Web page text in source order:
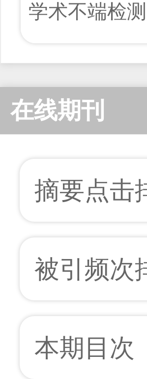
学术不端检测
在线期刊
摘要点击
被引频次
本期目次